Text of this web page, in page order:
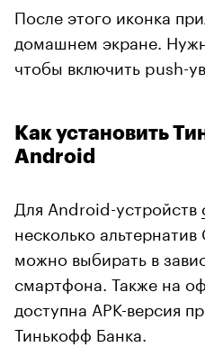
После этого иконка
домашнем экране.
чтобы включить push-
Как установить
Android
Для Android-устройств
несколько
можно выбирать в
смартфона. Также на
доступна APK-версия
Тинькофф Банка.